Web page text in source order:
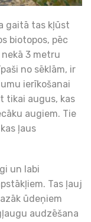
gaitā tas kļūst
biotopos, pēc
3 metru
no sēklām, ir
ierīkošanai
tikai augus, kas
augiem. Tie
ļaus
un labi
Tas ļauj
ūdeņiem
audzēšana